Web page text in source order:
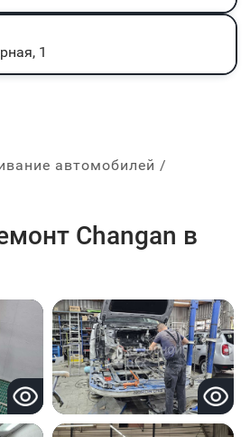
1
автомобилей
Changan в